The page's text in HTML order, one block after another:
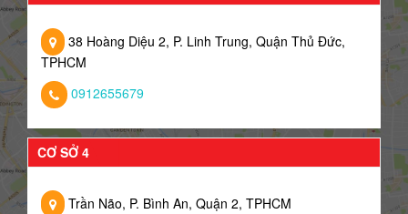
38 Hoàng Diệu 2, P. Linh Trung, Quận Thủ Đức,
TPHCM
0912655679
CƠ SỞ 4
Trần Não, P. Bình An, Quận 2, TPHCM